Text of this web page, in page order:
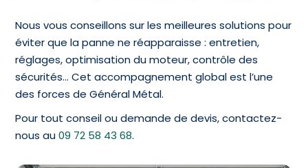
Nous vous conseillons sur les meilleures solutions pour
éviter que la panne ne réapparaisse : entretien,
réglages, optimisation du moteur, contrôle des
sécurités… Cet accompagnement global est l’une
des forces de Général Métal.
Pour tout conseil ou demande de devis, contactez-
nous au09 72 58 43 68.